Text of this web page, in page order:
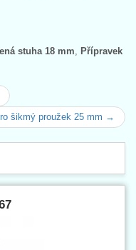
stuha 18 mm
Přípravek
šikmý proužek 25 mm →